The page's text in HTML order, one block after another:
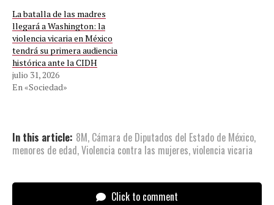
La batalla de las madres
llegará a Washington: la
violencia vicaria en México
tendrá su primera audiencia
histórica ante la CIDH
julio 31, 2026
En «Sociedad»
In this article: 8M, Cámara de Diputados del Estado de México,
menores de edad,Violencia contra las mujeres,violencia vicaria
Click to comment